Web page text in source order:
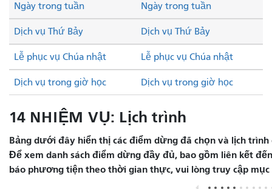
Dịch vụ Thứ Bảy Dịch vụ Thứ Bảy
Lễ phục vụ Chúa nhật Lễ phục vụ Chúa nhật
Ngày trong tuần Ngày trong tuần
Dịch vụ trong giờ học Dịch vụ trong giờ học
14 NHIỆM VỤ: Lịch trình
Bảng dưới đây hiển thị các điểm dừng đã chọn và lịch
Để xem danh sách điểm dừng đầy đủ, bao gồm liên kết
báo phương tiện theo thời gian thực, vui lòng truy cập mục